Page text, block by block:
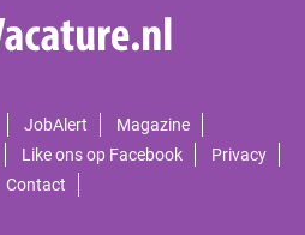
JobAlert
Magazine
Like ons op Facebook
Privacy
Contact